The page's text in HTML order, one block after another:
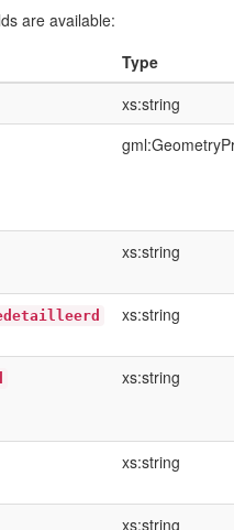
are available:
Type
xs:string
xs:string
xs:string
xs:string
xs:string
xs:string